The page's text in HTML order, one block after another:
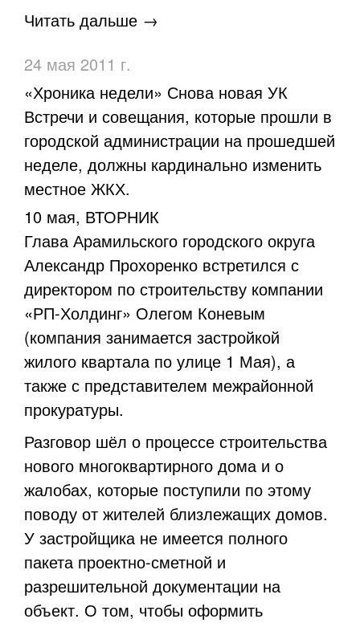
Читать дальше →
24 мая 2011 г.
«Хроника недели» Снова новая УК
Встречи и совещания, которые прошли в
городской администрации на прошедшей
неделе, должны кардинально изменить
местное ЖКХ.
10 мая, ВТОРНИК
Глава Арамильского городского округа
Александр Прохоренко встретился с
директором по строительству компании
«РП-Холдинг» Олегом Коневым
(компания занимается застройкой
жилого квартала по улице 1 Мая), а
также с представителем межрайонной
прокуратуры.
Разговор шёл о процессе строительства
нового многоквартирного дома и о
жалобах, которые поступили по этому
поводу от жителей близлежащих домов.
У застройщика не имеется полного
пакета проектно-сметной и
разрешительной документации на
объект. О том, чтобы оформить